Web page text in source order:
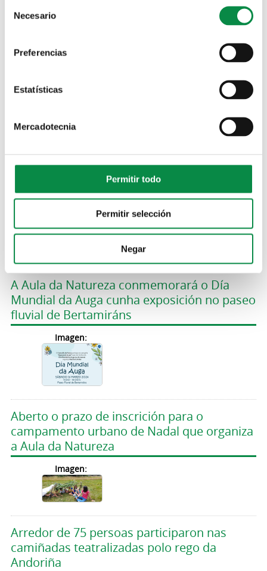
Selection
Necesario
Preferencias
Estatísticas
Mercadotecnia
Permitir todo
Permitir selección
Negar
O Concello de Ames conmemorou o Día
fluvial de Bertamiráns
>Exposición polo Día Mundial da Auga
A Aula da Natureza conmemorará o Día
Mundial da Auga cunha exposición no paseo
fluvial de Bertamiráns
Imagen:
Aberto o prazo de inscrición para o
campamento urbano de Nadal que organiza
a Aula da Natureza
Imagen:
Arredor de 75 persoas participaron nas
camiñadas teatralizadas polo rego da
Andoriña